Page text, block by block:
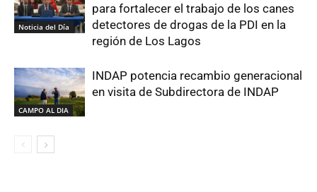
Noticia del Día
para fortalecer el trabajo de los canes
detectores de drogas de la PDI en la
región de Los Lagos
CAMPO AL DIA
INDAP potencia recambio generacional
en visita de Subdirectora de INDAP